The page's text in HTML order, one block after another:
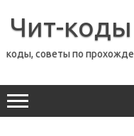
содержимому
Чит-коды
коды, советы по